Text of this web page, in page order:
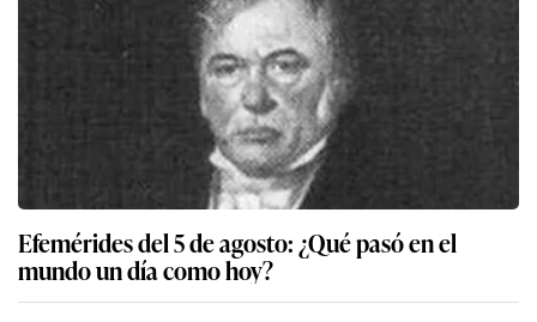
Efemérides del 5 de agosto: ¿Qué pasó en el
mundo un día como hoy?